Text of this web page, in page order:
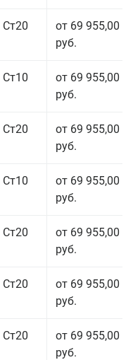
Ст20
от 69 955,00
руб.
Ст10
от 69 955,00
руб.
Ст20
от 69 955,00
руб.
Ст10
от 69 955,00
руб.
Ст20
от 69 955,00
руб.
Ст20
от 69 955,00
руб.
Ст20
от 69 955,00
руб.